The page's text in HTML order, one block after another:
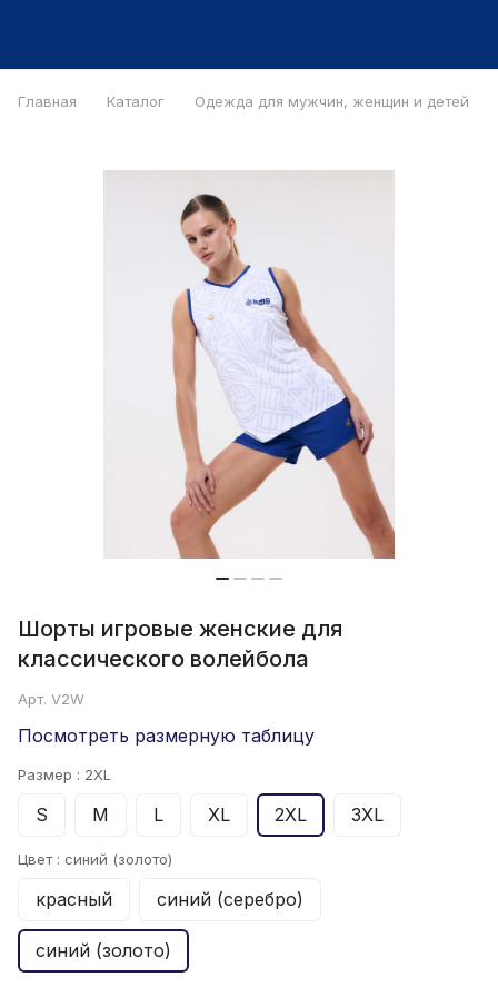
Главная Каталог Одежда для мужчин, женщин и детей
Шорты игровые женские для
классического волейбола
Арт. V2W
Посмотреть размерную таблицу
Размер : 2XL
S M L XL 2XL 3XL
Цвет : синий (золото)
красный синий (серебро)
синий (золото)